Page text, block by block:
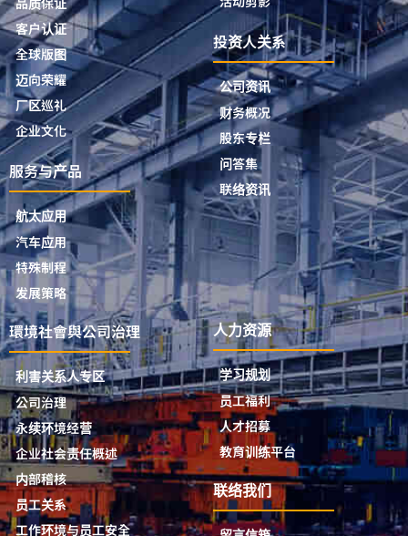
客户认证
全球版图
迈向荣耀
厂区巡礼
企业文化
服务与产品
航太应用
汽车应用
特殊制程
发展策略
投资人关系
公司资讯
财务概况
股东专栏
问答集
联络资讯
環境社會與公司治理
利害关系人专区
公司治理
永续环境经营
企业社会责任概述
内部稽核
员工关系
工作环境与员工安全
人力资源
学习规划
员工福利
人才招募
教育训练平台
联络我们